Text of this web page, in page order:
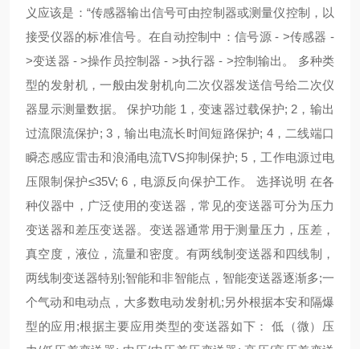
义应该是：“传感器输出信号可由控制器或测量仪控制，以
接受仪器的标准信号。在自动控制中：信号源 - >传感器 -
>变送器 - >操作员控制器 - >执行器 - >控制输出。 多种类
型的发射机，一般由发射机向二次仪器发送信号给二次仪
器显示测量数据。 保护功能 1，变速器过载保护; 2，输出
过流限流保护; 3，输出电流长时间短路保护; 4，二线端口
瞬态感应雷击和浪涌电流TVS抑制保护; 5，工作电源过电
压限制保护≤35V; 6，电源反向保护工作。 选择说明 在各
种仪器中，广泛使用的变送器，常见的变送器可分为压力
变送器和差压变送器。变送器通常用于测量压力，压差，
真空度，液位，流量和密度。有两线制变送器和四线制，
两线制变送器特别;智能和非智能点，智能变送器逐渐多;一
个气动和电动点，大多数电动发射机;另外根据本安和隔爆
型的应用;根据主要应用类型的变送器如下： 低（微）压